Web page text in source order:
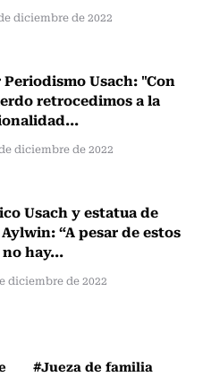
diciembre de 2022
Usach: "Con
retrocedimos a la
diciembre de 2022
Usach y estatua de
“A pesar de estos
hay...
diciembre de 2022
#Jueza de familia